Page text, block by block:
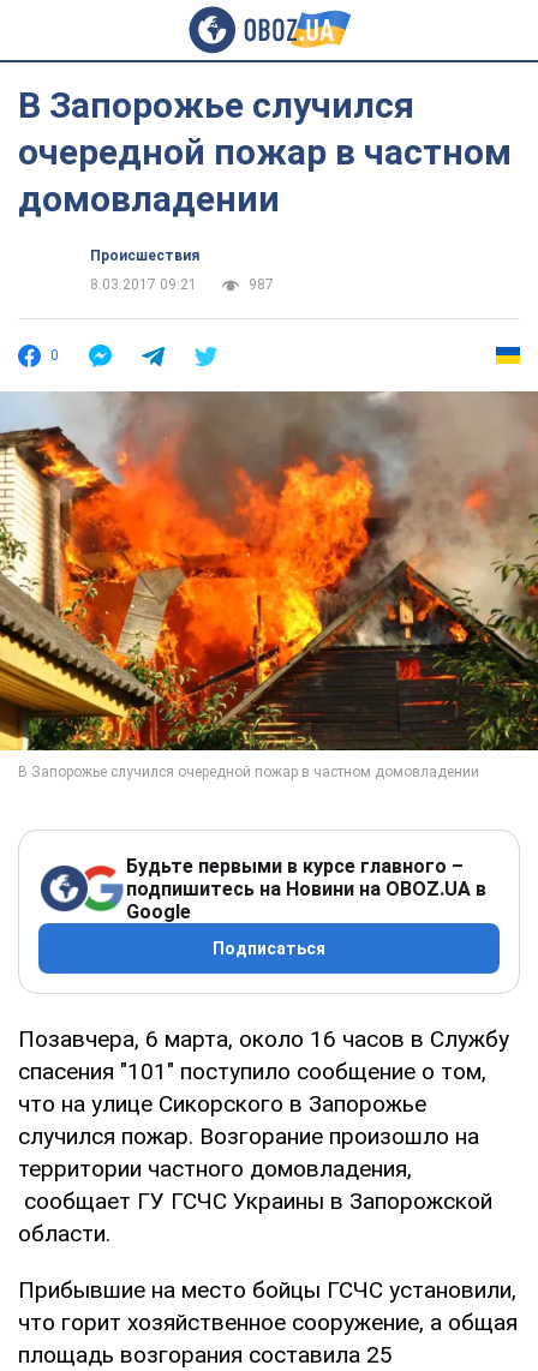
В Запорожье случился
очередной пожар в частном
домовладении
Происшествия
8.03.2017 09:21
987
0
Будьте первыми в курсе главного –
подпишитесь на Новини на OBOZ.UA в
Google
Подписаться
Позавчера, 6 марта, около 16 часов в Службу
спасения "101" поступило сообщение о том,
что на улице Сикорского в Запорожье
случился пожар. Возгорание произошло на
территории частного домовладения,
сообщает ГУ ГСЧС Украины в Запорожской
области.
Прибывшие на место бойцы ГСЧС установили,
что горит хозяйственное сооружение, а общая
площадь возгорания составила 25